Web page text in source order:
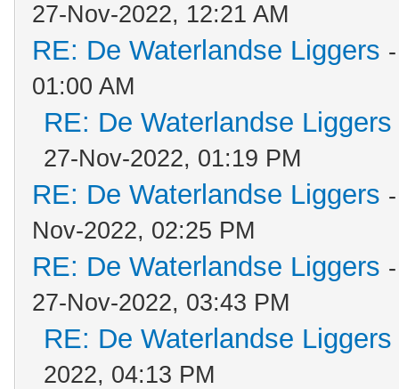
27-Nov-2022, 12:21 AM
RE: De Waterlandse Liggers
01:00 AM
RE: De Waterlandse Liggers
27-Nov-2022, 01:19 PM
RE: De Waterlandse Liggers
Nov-2022, 02:25 PM
RE: De Waterlandse Liggers
27-Nov-2022, 03:43 PM
RE: De Waterlandse Liggers
2022, 04:13 PM